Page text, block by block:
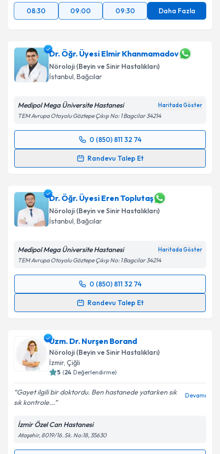
08:30
09:00 09:30 Daha Fazla
Dr. Öğr. Üyesi Elmir Khanmamadov
Nöroloji (Beyin ve Sinir Hastalıkları)
İstanbul, Bağcılar
Medipol Mega Üniversite Hastanesi Haritada Göster
TEM Avrupa Otoyolu Göztepe Çıkışı No: 1 Bagcilar 34214
0 (850) 811 32 74
Randevu Talep Et
Randevu Takvimi Talebi
almanız için bir takvim hazırlandığında e-posta ile
bilgilendireceğiz.
E-posta Adresiniz
Kişisel verilerimin işlenmesine ilişkinAydınlatma
'ni okudum ve kişisel verilerimin belirtilen
kapsamda işlenmesini kabul ediyorum.
Dr. Öğr. Üyesi Eren Toplutaş
Nöroloji (Beyin ve Sinir Hastalıkları)
İstanbul, Bağcılar
Medipol Mega Üniversite Hastanesi Haritada Göster
TEM Avrupa Otoyolu Göztepe Çıkışı No: 1 Bagcilar 34214
0 (850) 811 32 74
Randevu Talep Et
Randevu Takvimi Talebi
için bir takvim hazırlandığında e-posta ile
bilgilendireceğiz.
E-posta Adresiniz
Metni'ni okudum ve kişisel verilerimin belirtilen
kapsamda işlenmesini kabul ediyorum.
Uzm. Dr. Nurşen Borand
Nöroloji (Beyin ve Sinir Hastalıkları)
İzmir, Çiğli
5 (24 Değerlendirme)
Gayet ilgili bir doktordu. Ben hastanede yatarken sık
sık kontrole...
Devamı
İzmir Özel Can Hastanesi
Ataşehir, 8019/16. Sk. No:18, 35630